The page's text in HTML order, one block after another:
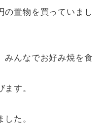
の置物を買っていまし
みんなでお好み焼を食
す。
た。